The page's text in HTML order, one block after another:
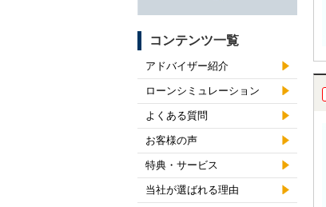
コンテンツ一覧
アドバイザー紹介
ローンシミュレーション
よくある質問
お客様の声
特典・サービス
当社が選ばれる理由